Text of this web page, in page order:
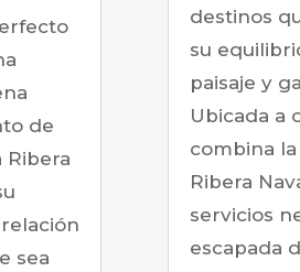
de
Ribera
sea
destinos
su
paisaje y
Ubicada a
combina
Ribera
servicios
escapada